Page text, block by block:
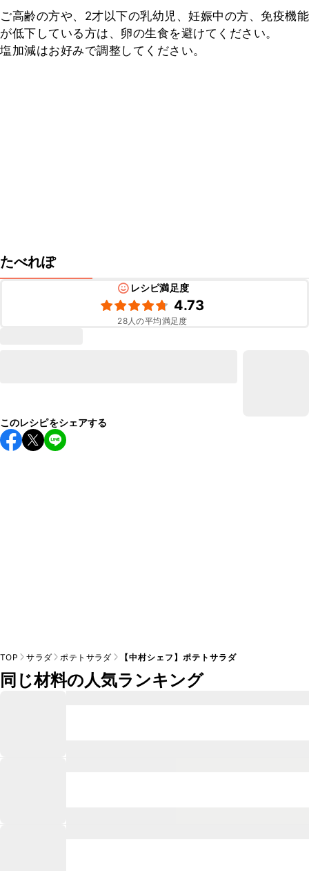
ご高齢の方や、2才以下の乳幼児、妊娠中の方、免疫機能
が低下している方は、卵の生食を避けてください。
塩加減はお好みで調整してください。
たべれぽ
レシピ満足度
4.73
28人の平均満足度
このレシピをシェアする
TOP サラダ ポテトサラダ 【中村シェフ】ポテトサラダ
同じ材料の人気ランキング